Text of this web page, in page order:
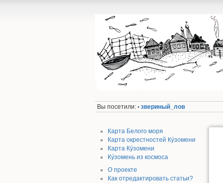
Вы посетили: • звериный_лов
Карта Белого моря
Карта окрестностей Кýзомени
Карта Кýзомени
Кýзомень из космоса
О проекте
Как отредактировать статьи?